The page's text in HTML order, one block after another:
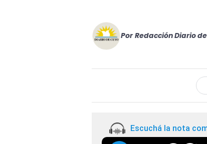
Por Redacción Diario
Escuchá la nota